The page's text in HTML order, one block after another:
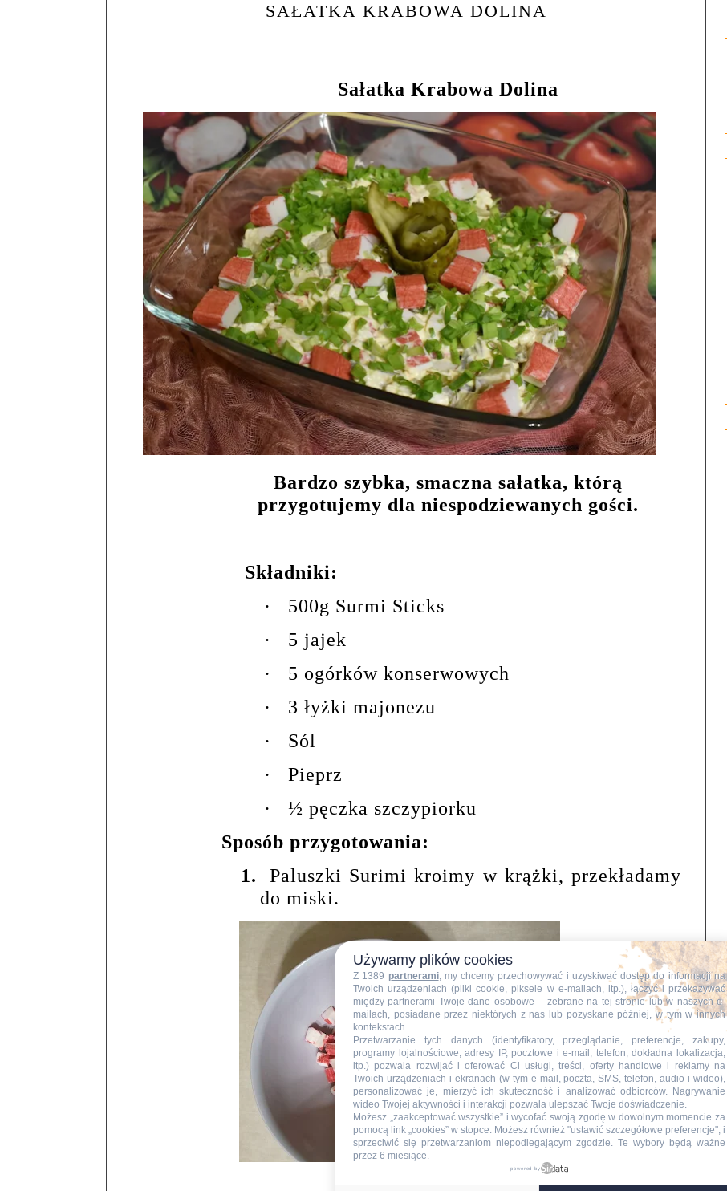
SAŁATKA KRABOWA DOLINA
Sałatka Krabowa Dolina
Bardzo szybka, smaczna sałatka, którą
przygotujemy dla niespodziewanych gości.
Składniki:
·
500g Surmi Sticks
·
5 jajek
·
5 ogórków konserwowych
·
3 łyżki majonezu
·
Sól
·
Pieprz
·
½ pęczka szczypiorku
Sposób przygotowania:
1.
Paluszki Surimi kroimy w krążki, przekładamy
do miski.
Używamy plików cookies
Z 1389 partnerami, my chcemy przechowywać i uzyskiwać dostęp do informacji na
Twoich urządzeniach (pliki cookie, piksele w e-mailach, itp.), łączyć i przekazywać
między partnerami Twoje dane osobowe – zebrane na tej stronie lub w naszych e-
mailach, posiadane przez niektórych z nas lub pozyskane później, w tym w innych
kontekstach.
Przetwarzanie tych danych (identyfikatory, przeglądanie, preferencje, zakupy,
programy lojalnościowe, adresy IP, pocztowe i e-mail, telefon, dokładna lokalizacja,
itp.) pozwala rozwijać i oferować Ci usługi, treści, oferty handlowe i reklamy na
Twoich urządzeniach i ekranach (w tym e-mail, poczta, SMS, telefon, audio i wideo),
personalizować je, mierzyć ich skuteczność i analizować odbiorców. Nagrywanie
wideo Twojej aktywności i interakcji pozwala ulepszać Twoje doświadczenie.
Możesz „zaakceptować wszystkie” i wycofać swoją zgodę w dowolnym momencie za
pomocą link „cookies” w stopce. Możesz również "ustawić szczegółowe preferencje", i
sprzeciwić się przetwarzaniom niepodlegającym zgodzie. Te wybory będą ważne
przez 6 miesiące.
powered by